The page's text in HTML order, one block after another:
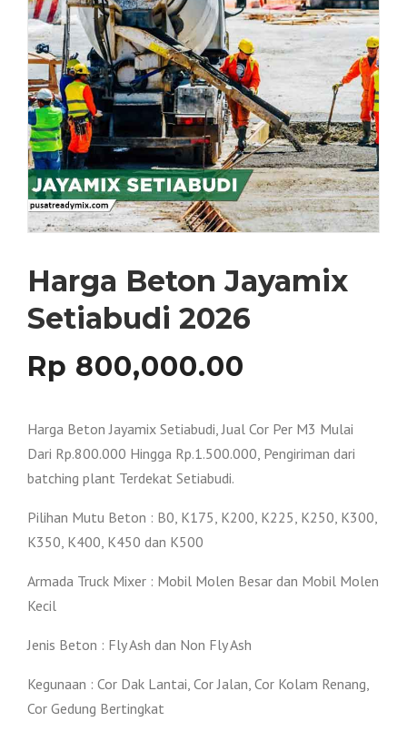
Harga Beton Jayamix
Setiabudi 2026
Rp 800,000.00
Harga Beton Jayamix Setiabudi, Jual Cor Per M3 Mulai
Dari Rp.800.000 Hingga Rp.1.500.000, Pengiriman dari
batching plant Terdekat Setiabudi.
Pilihan Mutu Beton : B0, K175, K200, K225, K250, K300,
K350, K400, K450 dan K500
Armada Truck Mixer : Mobil Molen Besar dan Mobil Molen
Kecil
Jenis Beton : Fly Ash dan Non Fly Ash
Kegunaan : Cor Dak Lantai, Cor Jalan, Cor Kolam Renang,
Cor Gedung Bertingkat